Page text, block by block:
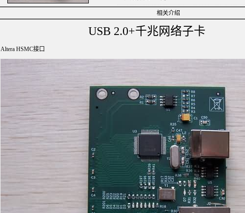
相关介绍
USB 2.0+千兆网络子卡
Altera HSMC接口